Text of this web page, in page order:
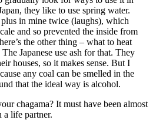
they like to use spring water.
in mine twice (laughs), which
and so prevented the inside from
the other thing – what to heat
Japanese use ash for that. They
houses, so it makes sense. But I
any coal can be smelled in the
that the ideal way is alcohol.
chagama? It must have been almost
a life partner.